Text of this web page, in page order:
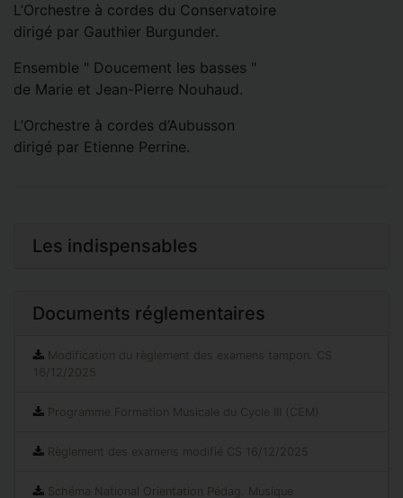
L’Orchestre à cordes du Conservatoire
dirigé par Gauthier Burgunder.
Ensemble " Doucement les basses "
de Marie et Jean-Pierre Nouhaud.
L’Orchestre à cordes d’Aubusson
dirigé par Etienne Perrine.
Les indispensables
Documents réglementaires
Modification du règlement des examens tampon. CS
16/12/2025
Programme Formation Musicale du Cycle III (CEM)
Règlement des examens modifié CS 16/12/2025
Schéma National Orientation Pédag. Musique